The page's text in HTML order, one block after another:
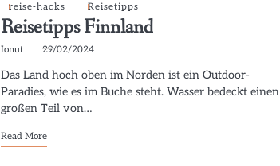
reise-hacks Reisetipps
Reisetipps Finnland
Ionut 29/02/2024
Das Land hoch oben im Norden ist ein Outdoor-
Paradies, wie es im Buche steht. Wasser bedeckt einen
großen Teil von…
Read More